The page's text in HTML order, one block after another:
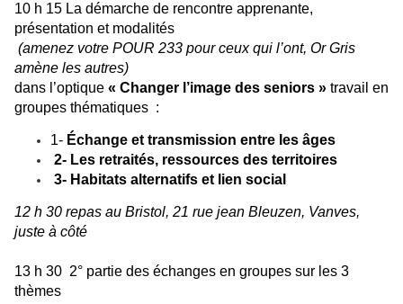
10 h 15 La démarche de rencontre apprenante,
présentation et modalités
(amenez votre POUR 233 pour ceux qui l’ont, Or Gris
amène les autres)
dans l’optique « Changer l’image des seniors » travail en
groupes thématiques :
1- Échange et transmission entre les âges
2- Les retraités, ressources des territoires
3- Habitats alternatifs et lien social
12 h 30 repas au Bristol, 21 rue jean Bleuzen, Vanves,
juste à côté
13 h 30 2° partie des échanges en groupes sur les 3
thèmes